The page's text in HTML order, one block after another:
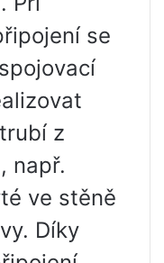
se
z
např.
ve stěně
Díky